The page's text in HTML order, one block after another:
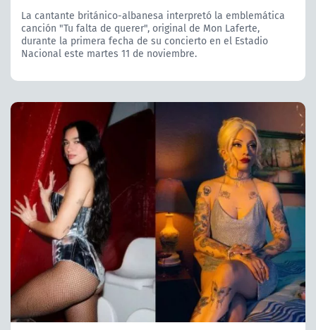
La cantante británico-albanesa interpretó la emblemática
canción "Tu falta de querer", original de Mon Laferte,
durante la primera fecha de su concierto en el Estadio
Nacional este martes 11 de noviembre.